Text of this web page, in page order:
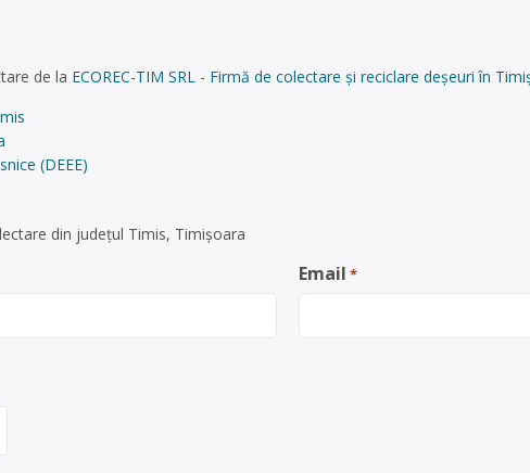
de la ECOREC-TIM SRL - Firmă de colectare și reciclare deșeuri în
(DEEE)
din județul Timis, Timișoara
Email *